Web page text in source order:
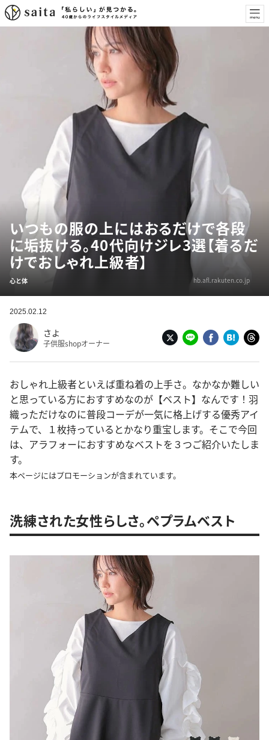
いつもの服の上にはおるだけで各段
に垢抜ける。40代向けジレ3選【着るだ
けでおしゃれ上級者】
心と体 hb.afl.rakuten.co.jp
2025.02.12
さよ
子供服shopオーナー
おしゃれ上級者といえば重ね着の上手さ。なかなか難しい
と思っている方におすすめなのが【ベスト】なんです！羽
織っただけなのに普段コーデが一気に格上げする優秀アイ
テムで、１枚持っているとかなり重宝します。そこで今回
は、アラフォーにおすすめなベストを３つご紹介いたしま
す。
本ページにはプロモーションが含まれています。
洗練された女性らしさ。ペプラムベスト